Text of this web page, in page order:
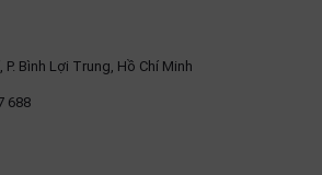
Bình Lợi Trung, Hồ Chí Minh
688